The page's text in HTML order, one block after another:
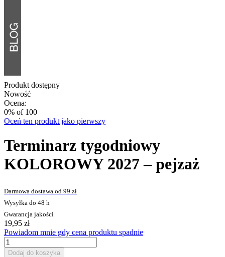
Produkt dostępny
Nowość
Ocena:
0% of 100
Oceń ten produkt jako pierwszy
Terminarz tygodniowy
KOLOROWY 2027 – pejzaż
Darmowa dostawa od 99 zł
Wysyłka do 48 h
Gwarancja jakości
19,95 zł
Powiadom mnie gdy cena produktu spadnie
Dodaj do koszyka